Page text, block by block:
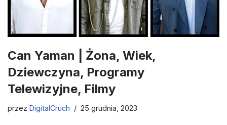
Can Yaman | Żona, Wiek,
Dziewczyna, Programy
Telewizyjne, Filmy
przez DigitalCruch 25 grudnia, 2023